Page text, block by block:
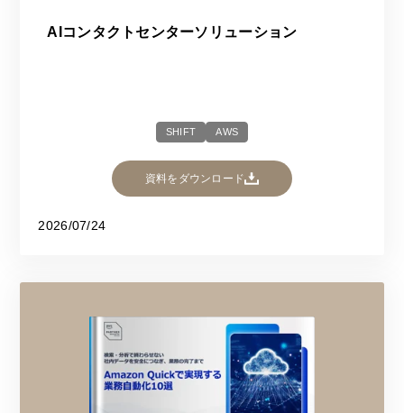
AIコンタクトセンターソリューション
SHIFT AWS
資料をダウンロード
2026/07/24